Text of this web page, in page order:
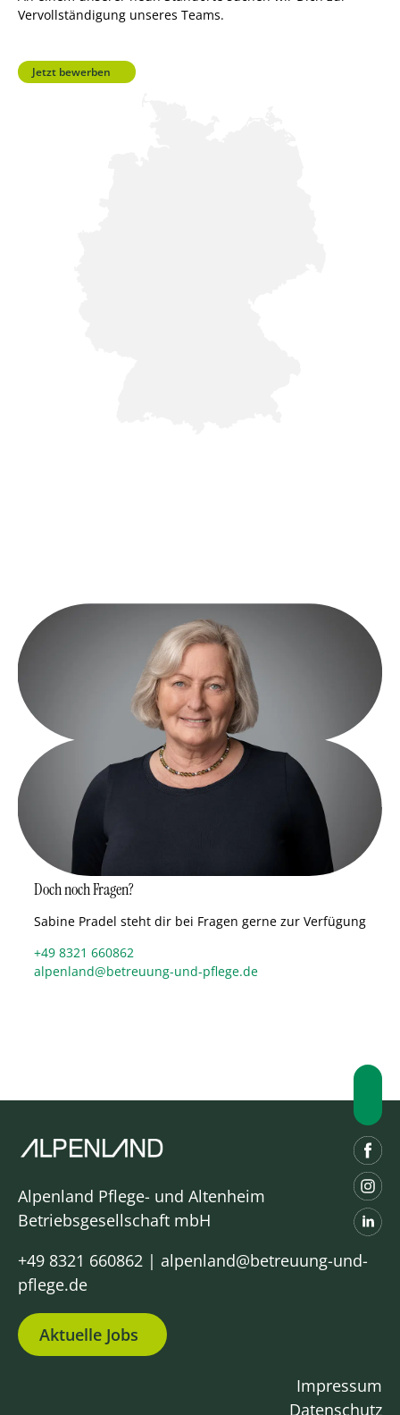
Arbeitsziel aller Mitarbeitenden.
positive Zusammenarbeit.
Vervollständigung unseres Teams.
Jetzt bewerben
Doch noch Fragen?
Sabine Pradel steht dir bei Fragen gerne zur Verfügung
+49 8321 660862
alpenland@betreuung-und-pflege.de
Alpenland Pflege- und Altenheim
Betriebsgesellschaft mbH
+49 8321 660862 | alpenland@betreuung-und-
pflege.de
Aktuelle Jobs
Impressum
Datenschutz